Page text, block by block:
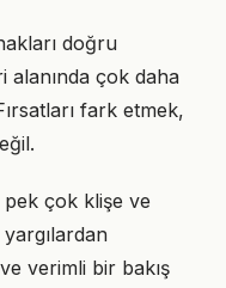
doğru
alanında çok daha
fark etmek,
çok klişe ve
verimli bir bakış